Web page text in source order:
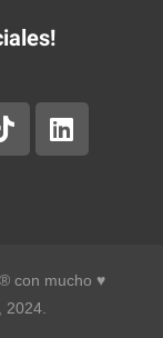
con mucho ♥︎